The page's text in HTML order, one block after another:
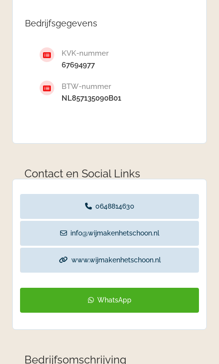
Bedrijfsgegevens
KVK-nummer
67694977
BTW-nummer
NL857135090B01
Contact en Social Links
0648814630
info@wijmakenhetschoon.nl
www.wijmakenhetschoon.nl
WhatsApp
Bedrijfsomschrijving